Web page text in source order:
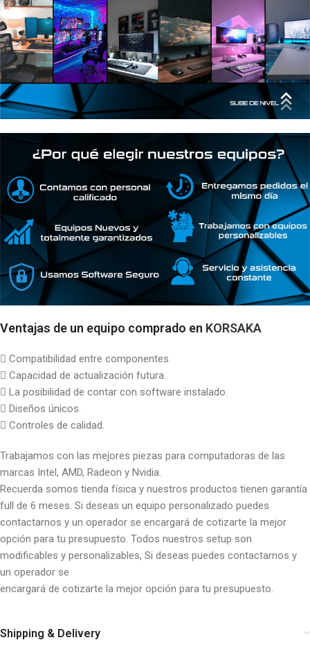
Ventajas de un equipo comprado en KORSAKA
 Compatibilidad entre componentes.
 Capacidad de actualización futura.
 La posibilidad de contar con software instalado.
 Diseños únicos.
 Controles de calidad.
Trabajamos con las mejores piezas para computadoras de las
marcas Intel, AMD, Radeon y Nvidia.
Recuerda somos tienda física y nuestros productos tienen garantía
full de 6 meses. Si deseas un equipo personalizado puedes
contactarnos y un operador se encargará de cotizarte la mejor
opción para tu presupuesto. Todos nuestros setup son
modificables y personalizables, Si deseas puedes contactarnos y
un operador se
encargará de cotizarte la mejor opción para tu presupuesto.
Shipping & Delivery